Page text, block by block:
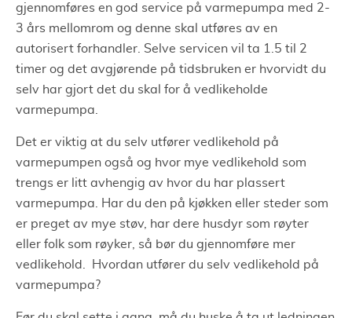
gjennomføres en god service på varmepumpa med 2-
3 års mellomrom og denne skal utføres av en
autorisert forhandler. Selve servicen vil ta 1.5 til 2
timer og det avgjørende på tidsbruken er hvorvidt du
selv har gjort det du skal for å vedlikeholde
varmepumpa.
Det er viktig at du selv utfører vedlikehold på
varmepumpen også og hvor mye vedlikehold som
trengs er litt avhengig av hvor du har plassert
varmepumpa. Har du den på kjøkken eller steder som
er preget av mye støv, har dere husdyr som røyter
eller folk som røyker, så bør du gjennomføre mer
vedlikehold. Hvordan utfører du selv vedlikehold på
varmepumpa?